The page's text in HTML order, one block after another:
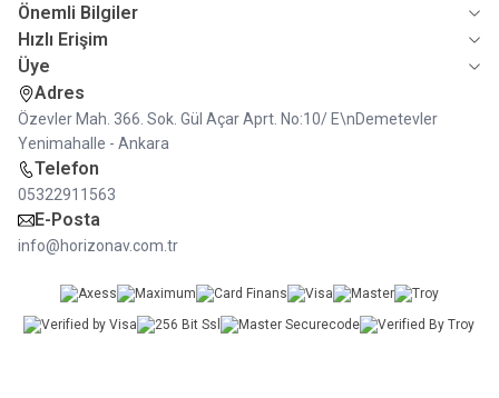
Önemli Bilgiler
Hızlı Erişim
Üye
Adres
Özevler Mah. 366. Sok. Gül Açar Aprt. No:10/ E\nDemetevler
Yenimahalle - Ankara
Telefon
05322911563
E-Posta
info@horizonav.com.tr